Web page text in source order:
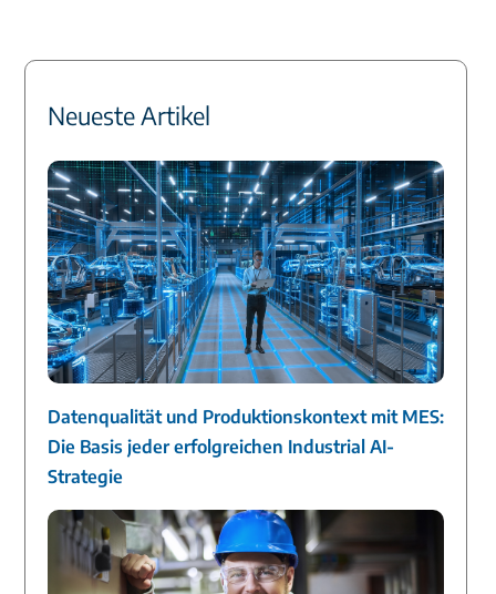
Neueste Artikel
Datenqualität und Produktionskontext mit MES:
Die Basis jeder erfolgreichen Industrial AI-
Strategie